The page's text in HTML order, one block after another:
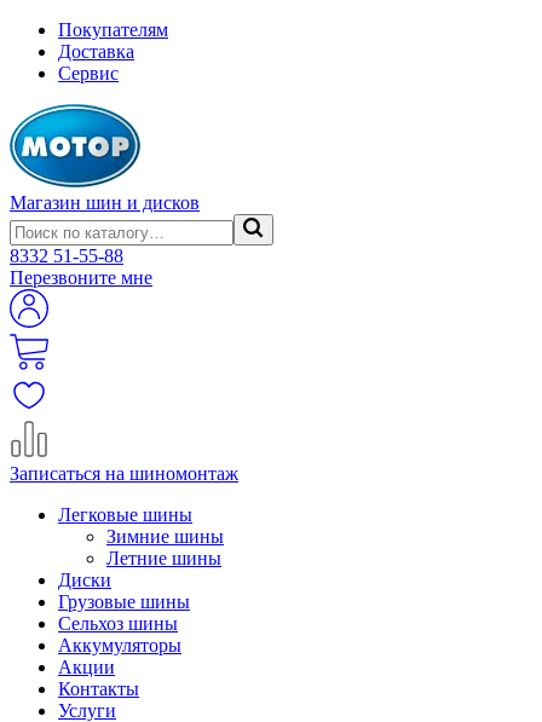
Покупателям
Доставка
Сервис
Магазин шин и дисков
8332 51-55-88
Перезвоните мне
Записаться на шиномонтаж
Легковые шины
Зимние шины
Летние шины
Диски
Грузовые шины
Сельхоз шины
Аккумуляторы
Акции
Контакты
Услуги